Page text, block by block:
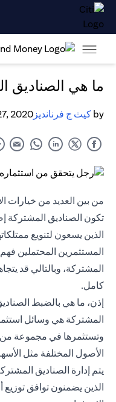
ما هي الصناديق
by كيث ج فرنانديز 2020
من بين العديد من خيارات
تكون الصناديق المشتركة
الذين يسعون لتنويع
المستثمرين المحتملين
المشتركة، وبالتالي قد
كامل.
إذن، ما هي بالضبط
المشتركة هي وسائل
وتستثمرها في مجموعة من
الأصول المختلفة مثل
يتم إدارة الصناديق
الذين يضمنون توافق